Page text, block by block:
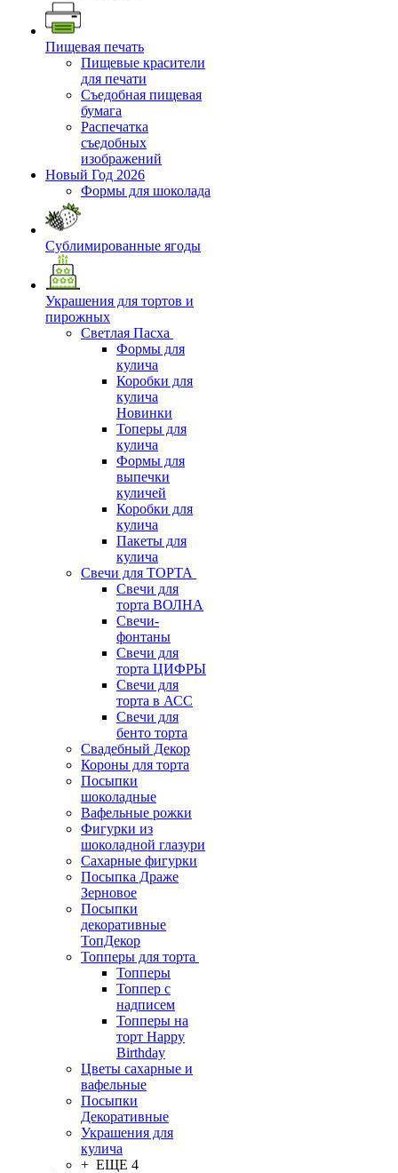
Пищевая печать
Пищевые красители
для печати
Съедобная пищевая
бумага
Распечатка
съедобных
изображений
Новый Год 2026
Формы для шоколада
Сублимированные ягоды
Украшения для тортов и
пирожных
Светлая Пасха
Формы для
кулича
Коробки для
кулича
Новинки
Топеры для
кулича
Формы для
выпечки
куличей
Коробки для
кулича
Пакеты для
кулича
Свечи для ТОРТА
Свечи для
торта ВОЛНА
Свечи-
фонтаны
Свечи для
торта ЦИФРЫ
Свечи для
торта в АСС
Свечи для
бенто торта
Свадебный Декор
Короны для торта
Посыпки
шоколадные
Вафельные рожки
Фигурки из
шоколадной глазури
Сахарные фигурки
Посыпка Драже
Зерновое
Посыпки
декоративные
ТопДекор
Топперы для торта
Топперы
Топпер с
надписем
Топперы на
торт Happy
Birthday
Цветы сахарные и
вафельные
Посыпки
Декоративные
Украшения для
кулича
+ ЕЩЕ 4